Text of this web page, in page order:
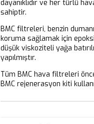
dayanıklıdır ve her türlü
sahiptir.
BMC filtreleri, benzin
koruma sağlamak için
düşük viskoziteli yağa
yapılmıştır.
Tüm BMC hava filtreleri
BMC rejenerasyon kiti